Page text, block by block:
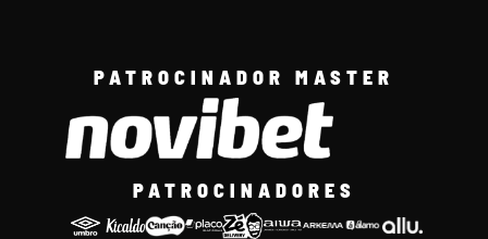
PATROCINADOR MASTER
PATROCINADORES